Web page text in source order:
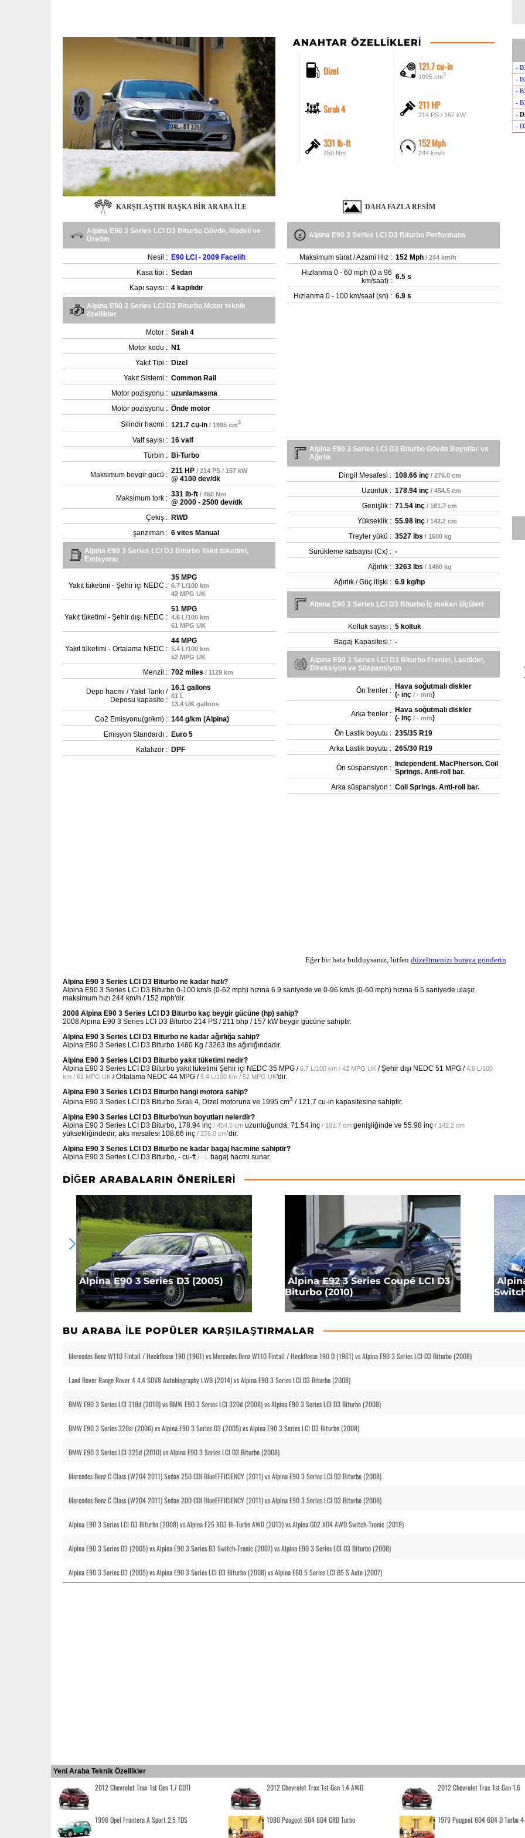
ANAHTAR ÖZELLIKLERI
Dizel 121.7 cu-in
1995 cm3
Sıralı 4 211 HP
214 PS / 157 kW
331 lb-ft
450 Nm
152 Mph
244 km/h
KARŞILAŞTIR BAŞKA BIR ARABA ILE DAHA FAZLA RESIM
Alpina E90 3 Series LCI D3 Biturbo Gövde, Modeli ve
Üretim
Nesil : E90 LCI - 2009 Facelift
Kasa tipi : Sedan
Kapı sayısı : 4 kapılıdır
Alpina E90 3 Series LCI D3 Biturbo Motor teknik
özellikler
Motor : Sıralı 4
Motor kodu : N1
Yakıt Tipi : Dizel
Yakıt Sistemi : Common Rail
Motor pozisyonu : uzunlamasına
Motor pozisyonu : Önde motor
Silindir hacmi : 121.7 cu-in / 1995 cm3
Valf sayısı : 16 valf
Türbin : Bi-Turbo
Maksimum beygir gücü : 211 HP / 214 PS / 157 kW
@ 4100 dev/dk
Maksimum tork : 331 lb-ft / 450 Nm
@ 2000 - 2500 dev/dk
Çekiş : RWD
şanzıman : 6 vites Manual
Alpina E90 3 Series LCI D3 Biturbo Yakıt tüketimi,
Emisyonu
Yakıt tüketimi - Şehir içi NEDC :
35 MPG
6.7 L/100 km
42 MPG UK
Yakıt tüketimi - Şehir dışı NEDC :
51 MPG
4.6 L/100 km
61 MPG UK
Yakıt tüketimi - Ortalama NEDC :
44 MPG
5.4 L/100 km
52 MPG UK
Menzil : 702 miles / 1129 km
Depo hacmi / Yakıt Tankı /
Deposu kapasite :
16.1 gallons
61 L
13.4 UK gallons
Co2 Emisyonu(gr/km) : 144 g/km (Alpina)
Emisyon Standardı : Euro 5
Katalizör : DPF
Alpina E90 3 Series LCI D3 Biturbo Performans
Maksimum sürat / Azami Hız : 152 Mph / 244 km/h
Hızlanma 0 - 60 mph (0 a 96
km/saat) : 6.5 s
Hızlanma 0 - 100 km/saat (sn) : 6.9 s
Alpina E90 3 Series LCI D3 Biturbo Gövde Boyutlar ve
Ağırlık
Dingil Mesafesi : 108.66 inç / 276.0 cm
Uzunluk : 178.94 inç / 454.5 cm
Genişlik : 71.54 inç / 181.7 cm
Yükseklik : 55.98 inç / 142.2 cm
Treyler yükü : 3527 lbs / 1600 kg
Sürükleme katsayısı (Cx) : -
Ağırlık : 3263 lbs / 1480 kg
Ağırlık / Güç ilişki : 6.9 kg/hp
Alpina E90 3 Series LCI D3 Biturbo İç mekan ölçüleri
Koltuk sayısı : 5 koltuk
Bagaj Kapasitesi : -
Alpina E90 3 Series LCI D3 Biturbo Frenler, Lastikler,
Direksiyon ve Süspansiyon
Ön frenler : Hava soğutmalı diskler
(- inç / - mm)
Arka frenler : Hava soğutmalı diskler
(- inç / - mm)
Ön Lastik boyutu : 235/35 R19
Arka Lastik boyutu : 265/30 R19
Ön süspansiyon :
Independent. MacPherson. Coil
Springs. Anti-roll bar.
Arka süspansiyon : Coil Springs. Anti-roll bar.
Eğer bir hata bulduysanız, lütfen düzeltmenizi buraya gönderin
Alpina E90 3 Series LCI D3 Biturbo ne kadar hızlı?
Alpina E90 3 Series LCI D3 Biturbo 0-100 km/s (0-62 mph) hızına 6.9 saniyede ve 0-96 km/s (0-60 mph) hızına 6.5 saniyede ulaşır,
maksimum hızı 244 km/h / 152 mph'dir.
2008 Alpina E90 3 Series LCI D3 Biturbo kaç beygir gücüne (hp) sahip?
2008 Alpina E90 3 Series LCI D3 Biturbo 214 PS / 211 bhp / 157 kW beygir gücüne sahiptir.
Alpina E90 3 Series LCI D3 Biturbo ne kadar ağırlığa sahip?
Alpina E90 3 Series LCI D3 Biturbo 1480 Kg / 3263 lbs ağırlığındadır.
Alpina E90 3 Series LCI D3 Biturbo yakıt tüketimi nedir?
Alpina E90 3 Series LCI D3 Biturbo yakıt tüketimi Şehir içi NEDC 35 MPG /6.7 L/100 km / 42 MPG UK / Şehir dışı NEDC 51 MPG /4.6 L/100
km / 61 MPG UK / Ortalama NEDC 44 MPG /5.4 L/100 km / 52 MPG UK'dir.
Alpina E90 3 Series LCI D3 Biturbo hangi motora sahip?
Alpina E90 3 Series LCI D3 Biturbo Sıralı 4, Dizel motoruna ve 1995 cm3 / 121.7 cu-in kapasitesine sahiptir.
Alpina E90 3 Series LCI D3 Biturbo’nun boyutları nelerdir?
Alpina E90 3 Series LCI D3 Biturbo, 178.94 inç / 454.5 cm uzunluğunda, 71.54 inç / 181.7 cm genişliğinde ve 55.98 inç / 142.2 cm
yüksekliğindedir; aks mesafesi 108.66 inç / 276.0 cm’dir.
Alpina E90 3 Series LCI D3 Biturbo ne kadar bagaj hacmine sahiptir?
Alpina E90 3 Series LCI D3 Biturbo, - cu-ft / - L bagaj hacmi sunar.
-
-
-
-
-
-
DIĞER ARABALARIN ÖNERILERI
Alpina E90 3 Series D3 (2005)
Alpina E92 3 Series Coupé LCI D3
Biturbo (2010)
BU ARABA ILE POPÜLER KARŞILAŞTIRMALAR
Mercedes Benz W110 Fintail / Heckflosse 190 (1961) vs Mercedes Benz W110 Fintail / Heckflosse 190 D (1961) vs Alpina E90 3 Series LCI D3 Biturbo (2008)
Land Rover Range Rover 4 4.4 SDV8 Autobiography LWB (2014) vs Alpina E90 3 Series LCI D3 Biturbo (2008)
BMW E90 3 Series LCI 318d (2010) vs BMW E90 3 Series LCI 320d (2008) vs Alpina E90 3 Series LCI D3 Biturbo (2008)
BMW E90 3 Series 320si (2006) vs Alpina E90 3 Series D3 (2005) vs Alpina E90 3 Series LCI D3 Biturbo (2008)
BMW E90 3 Series LCI 325d (2010) vs Alpina E90 3 Series LCI D3 Biturbo (2008)
Mercedes Benz C Class (W204 2011) Sedan 250 CDI BlueEFFICIENCY (2011) vs Alpina E90 3 Series LCI D3 Biturbo (2008)
Mercedes Benz C Class (W204 2011) Sedan 200 CDI BlueEFFICIENCY (2011) vs Alpina E90 3 Series LCI D3 Biturbo (2008)
Alpina E90 3 Series LCI D3 Biturbo (2008) vs Alpina F25 XD3 Bi-Turbo AWD (2013) vs Alpina G02 XD4 AWD Switch-Tronic (2018)
Alpina E90 3 Series D3 (2005) vs Alpina E90 3 Series B3 Switch-Tronic (2007) vs Alpina E90 3 Series LCI D3 Biturbo (2008)
Alpina E90 3 Series D3 (2005) vs Alpina E90 3 Series LCI D3 Biturbo (2008) vs Alpina E60 5 Series LCI B5 S Auto (2007)
Yeni Araba Teknik Özellikler
2012 Chevrolet Trax 1st Gen 1.7 CDTI 2012 Chevrolet Trax 1st Gen 1.4 AWD 2012 Chevrolet Trax 1st Gen 1.6
1996 Opel Frontera A Sport 2.5 TDS 1980 Peugeot 604 604 GRD Turbo 1979 Peugeot 604 604 D Turbo